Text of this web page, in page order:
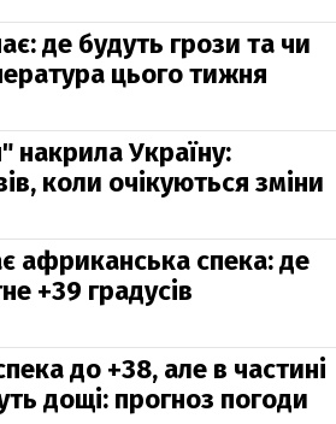
де будуть грози та чи
цього тижня
накрила Україну:
коли очікуються зміни
африканська спека: де
+39 градусів
до +38, але в частині
дощі: прогноз погоди